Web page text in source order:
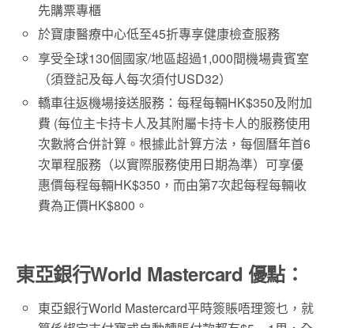
先購票專櫃
於寶康醫療中心低至45折專享健康檢查服務
享受全球130個國家/地區超過1,000間機場貴賓室
（須登記及每人每次須付USD32）
轎車往返機場接送服務：每程每輛HK$350及附加
費 (每位主卡持卡人及其附屬卡持卡人的服務使用
次數將合併計算。根據此計算方法，每個曆年首6
次單程服務（以實際服務使用日期為準）可享優
惠價每程每輛HK$350，而由第7次起每程每輛收
費為正價HK$800。
東亞銀行World Mastercard 優點：
東亞銀行World Mastercard平時簽賬唔理簽乜，就